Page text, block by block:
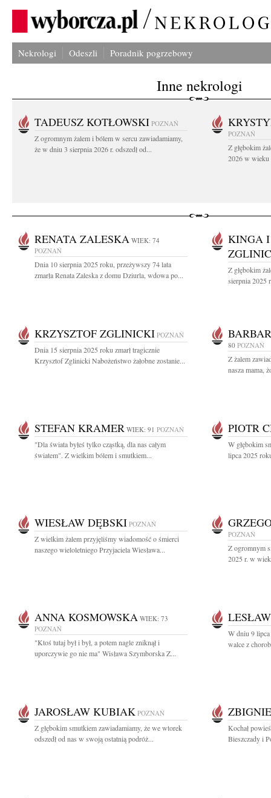
Nekrologi Odeszli Poradnik pogrzebowy
Inne nekrologi
TADEUSZ KOTŁOWSKI POZNAŃ
Z ogromnym żalem i bólem w sercu zawiadamiamy,
że w dniu 3 sierpnia 2026 r. odszedł od...
POZNAŃ
Z głębokim
2026 w wieku
RENATA ZALESKA WIEK: 74
POZNAŃ
Dnia 10 sierpnia 2025 roku, przeżywszy 74 lata
zmarła Renata Zaleska z domu Dziurla, wdowa po...
KINGA
Z głębokim
sierpnia 2025
KRZYSZTOF ZGLINICKI POZNAŃ
Dnia 15 sierpnia 2025 roku zmarł tragicznie
Krzysztof Zglinicki Nabożeństwo żałobne zostanie...
80 POZNAŃ
Z żalem
nasza mama,
STEFAN KRAMER WIEK: 91 POZNAŃ
"Dla świata byłeś tylko cząstką, dla nas całym
światem". Z wielkim bólem i smutkiem...
PIOTR
W głębokim
lipca 2025
WIESŁAW DĘBSKI POZNAŃ
Z wielkim żalem przyjęliśmy wiadomość o śmierci
naszego wieloletniego Przyjaciela Wiesława...
POZNAŃ
Z ogromnym
2025 r. w
ANNA KOSMOWSKA WIEK: 73
POZNAŃ
"Ktoś tutaj był i był, a potem nagle zniknął i
uporczywie go nie ma" Wisława Szymborska Z...
W dniu 9
walce z
JAROSŁAW KUBIAK POZNAŃ
Z głębokim smutkiem zawiadamiamy, że we wtorek
odszedł od nas w swoją ostatnią podróż...
Kochał
Bieszczady i